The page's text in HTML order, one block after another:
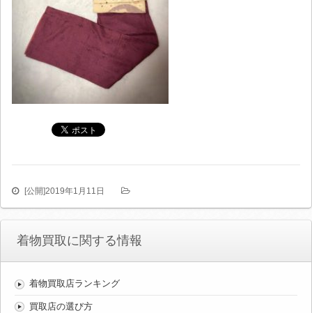
[公開]2019年1月11日
着物買取に関する情報
着物買取店ランキング
買取店の選び方